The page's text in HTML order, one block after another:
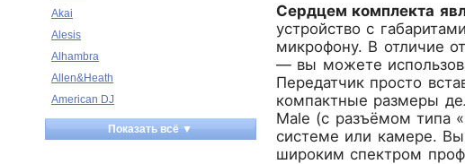
Akai
Alesis
Alhambra
Allen&Heath
American DJ
Ampeg
Apart
Показать всё ▼
Сердцем комплекта
устройство с
микрофону. В отличие
— вы можете
Передатчик просто
компактные размеры
Male (с разъёмом типа
системе или камере.
широким спектром